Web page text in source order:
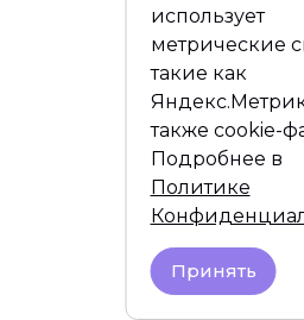
использует
метрические
такие как
также cookie-
Подробнее в
Политике
Принять